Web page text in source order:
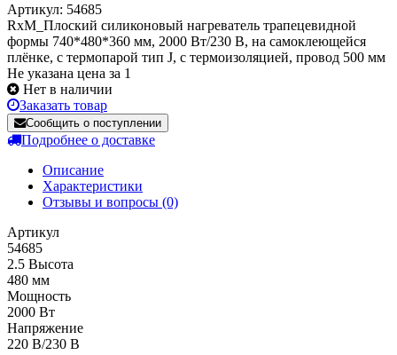
Артикул: 54685
RxM_Плоский силиконовый нагреватель трапецевидной
формы 740*480*360 мм, 2000 Вт/230 В, на самоклеющейся
плёнке, с термопарой тип J, c термоизоляцией, провод 500 мм
Не указана цена за 1
Нет в наличии
Заказать товар
Сообщить о поступлении
Подробнее о доставке
Описание
Характеристики
Отзывы и вопросы (0)
Артикул
54685
2.5 Высота
480 мм
Мощность
2000 Вт
Напряжение
220 В/230 В